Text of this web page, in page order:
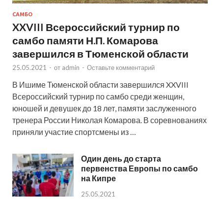
САМБО
XXVIII Всероссийский турнир по
самбо памяти Н.П. Комарова
завершился в Тюменской области
25.05.2021 - от admin - Оставьте комментарий
В Ишиме Тюменской области завершился XXVIII
Всероссийский турнир по самбо среди женщин,
юношей и девушек до 18 лет, памяти заслуженного
тренера России Николая Комарова. В соревнованиях
приняли участие спортсмены из …
Один день до старта
первенства Европы по самбо
на Кипре
25.05.2021